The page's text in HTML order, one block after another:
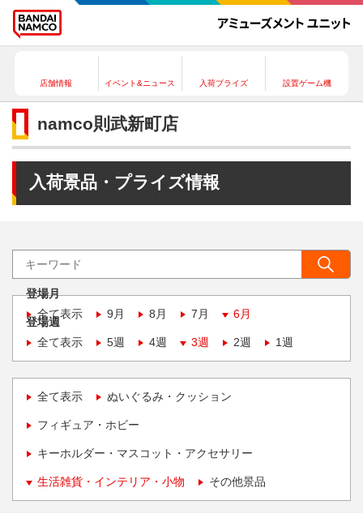
店舗情報 イベント&ニュース 入荷プライズ 設置ゲーム機
namco則武新町店
入荷景品・プライズ情報
登場月
全て表示
9月 8月 7月 6月
登場週
全て表示
5週 4週 3週 2週 1週
全て表示 ぬいぐるみ・クッション
フィギュア・ホビー
キーホルダー・マスコット・アクセサリー
生活雑貨・インテリア・小物 その他景品